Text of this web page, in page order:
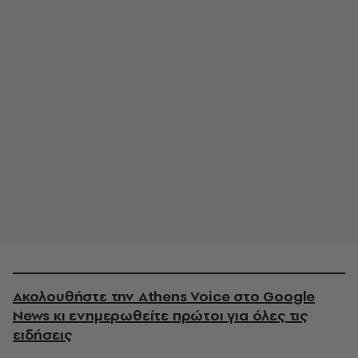
Ακολουθήστε την Athens Voice στο Google
News κι ενημερωθείτε πρώτοι για όλες τις
ειδήσεις